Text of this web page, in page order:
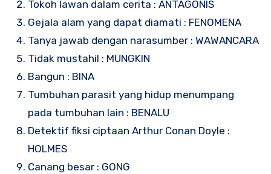
Tokoh lawan dalam cerita : ANTAGONIS
Gejala alam yang dapat diamati : FENOMENA
Tanya jawab dengan narasumber : WAWANCARA
Tidak mustahil : MUNGKIN
Bangun : BINA
Tumbuhan parasit yang hidup menumpang
pada tumbuhan lain : BENALU
Detektif fiksi ciptaan Arthur Conan Doyle :
HOLMES
Canang besar : GONG